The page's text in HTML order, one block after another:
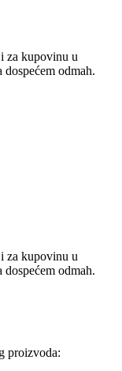
za kupovinu u
odmah.
za kupovinu u
odmah.
proizvoda: